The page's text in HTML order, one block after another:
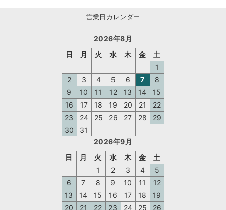
営業日カレンダー
2026年8月
日 月 火 水 木 金 土
1
2
3 4 5 6 7
8
9
10 11 12 13 14
15
16
17 18 19 20 21
22
23
24 25 26 27 28
29
30
31
2026年9月
日 月 火 水 木 金 土
1 2 3 4
5
6
7 8 9 10 11
12
13
14 15 16 17 18
19
20
21 22 23 24 25 26